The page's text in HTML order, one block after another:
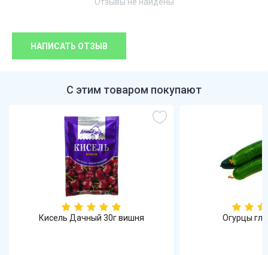
НАПИСАТЬ ОТЗЫВ
С этим товаром покупают
Кисель Дачный 30г вишня Огурцы